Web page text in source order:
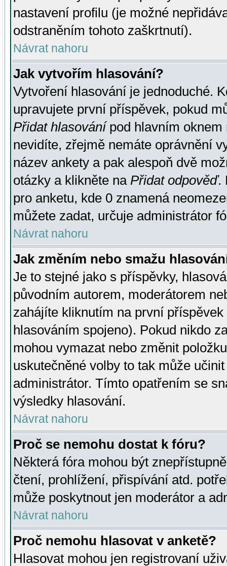
nastavení profilu (je možné
odstraněním tohoto zaškrtnutí).
Návrat nahoru
Jak vytvořím hlasování?
Vytvoření hlasování je jednoduché.
upravujete první příspěvek, pokud
Přidat hlasovánípod hlavním oknem
nevidíte, zřejmě nemáte oprávnění
název ankety a pak alespoň dvě
otázky a klikněte na Přidat odpověď.
pro anketu, kde 0 znamená
můžete zadat, určuje administrátor
Návrat nahoru
Jak změním nebo smažu
Je to stejné jako s příspěvky,
původním autorem, moderátorem
zahájíte kliknutím na první
hlasováním spojeno). Pokud nikdo
mohou vymazat nebo změnit
uskutečněné volby to tak může
administrátor. Tímto opatřením se
výsledky hlasování.
Návrat nahoru
Proč se nemohu dostat k fóru?
Některá fóra mohou být
čtení, prohlížení, přispívání atd.
může poskytnout jen moderátor a
Návrat nahoru
Proč nemohu hlasovat v anketě?
Hlasovat mohou jen registrovaní